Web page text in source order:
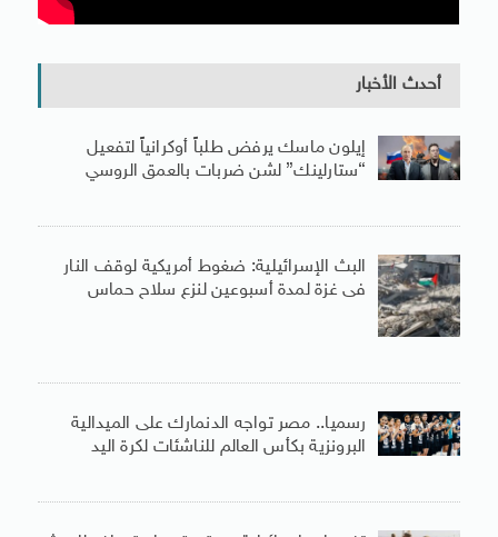
أحدث الأخبار
إيلون ماسك يرفض طلباً أوكرانياً لتفعيل
“ستارلينك” لشن ضربات بالعمق الروسي
البث الإسرائيلية: ضغوط أمريكية لوقف النار
فى غزة لمدة أسبوعين لنزع سلاح حماس
رسميا.. مصر تواجه الدنمارك على الميدالية
البرونزية بكأس العالم للناشئات لكرة اليد